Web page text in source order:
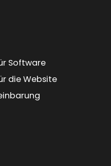
Software
die Website